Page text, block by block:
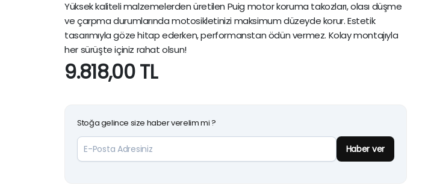
25)
9.170,00TLOrijinal
fiyat:
7.200,00TL
Şu
andaki
Sepete Ekle
Yüksek kaliteli malzemelerden üretilen Puig motor koruma takozları, olası düşme
ve çarpma durumlarında motosikletinizi maksimum düzeyde korur. Estetik
tasarımıyla göze hitap ederken, performanstan ödün vermez. Kolay montajıyla
her sürüşte içiniz rahat olsun!
9.818,00TL
Stoğa gelince size haber verelim mi ?
Haber ver